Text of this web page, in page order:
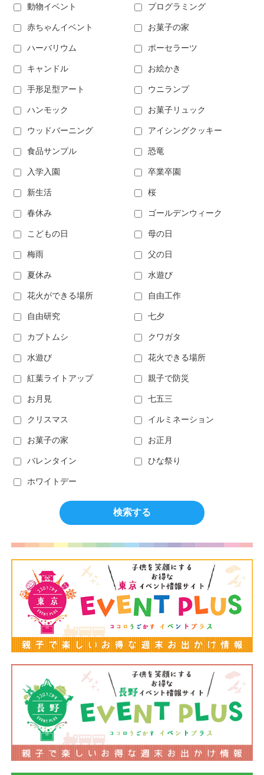
動物イベント プログラミング
赤ちゃんイベント お菓子の家
ハーバリウム ポーセラーツ
キャンドル お絵かき
手形足型アート ウニランプ
ハンモック お菓子リュック
ウッドバーニング アイシングクッキー
食品サンプル 恐竜
入学入園 卒業卒園
新生活 桜
春休み ゴールデンウィーク
こどもの日 母の日
梅雨 父の日
夏休み 水遊び
花火ができる場所 自由工作
自由研究 七夕
カブトムシ クワガタ
水遊び 花火できる場所
紅葉ライトアップ 親子で防災
お月見 七五三
クリスマス イルミネーション
お菓子の家 お正月
バレンタイン ひな祭り
ホワイトデー